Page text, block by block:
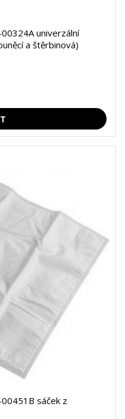
univerzální
a štěrbinová)
sáček z